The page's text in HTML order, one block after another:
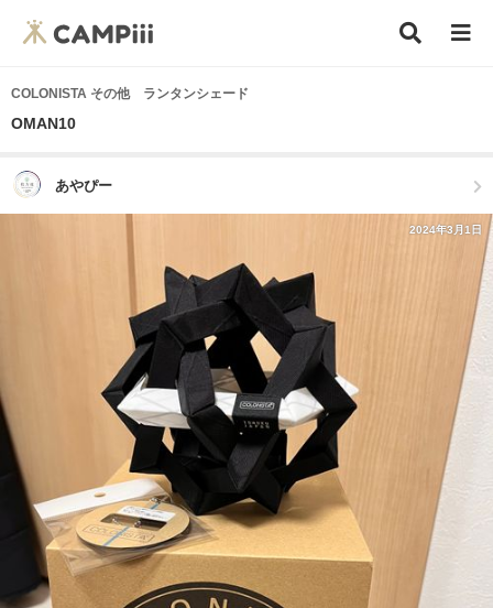
COLONISTA その他 ランタンシェード
OMAN10
あやぴー
2024年3月1日